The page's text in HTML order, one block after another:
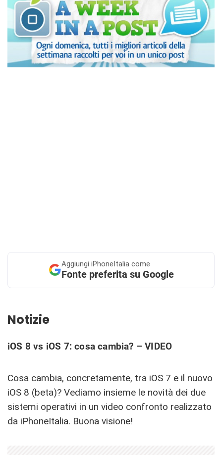
Aggiungi iPhoneItalia come
Fonte preferita su Google
Notizie
iOS 8 vs iOS 7: cosa cambia? – VIDEO
Cosa cambia, concretamente, tra iOS 7 e il nuovo
iOS 8 (beta)? Vediamo insieme le novità dei due
sistemi operativi in un video confronto realizzato
da iPhoneItalia. Buona visione!